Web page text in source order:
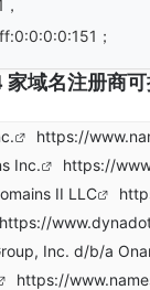
；
家域名注册商
https://
Inc.
https://
II LLC
https://
Inc. d/b/a
https://